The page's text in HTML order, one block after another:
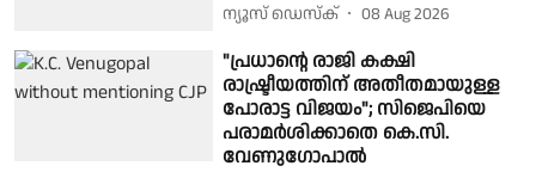
ന്യൂസ് ഡെസ്ക് 08 Aug 2026
"പ്രധാൻ്റെ രാജി കക്ഷി
രാഷ്ട്രീയത്തിന് അതീതമായുള്ള
പോരാട്ട വിജയം"; സിജെപിയെ
പരാമർശിക്കാതെ കെ.സി.
വേണുഗോപാൽ